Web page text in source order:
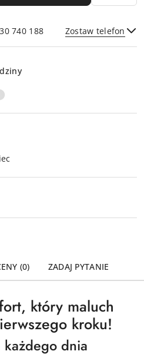
740 188 Zostaw telefon
(0) ZADAJ PYTANIE
który maluch
kroku!
dnia